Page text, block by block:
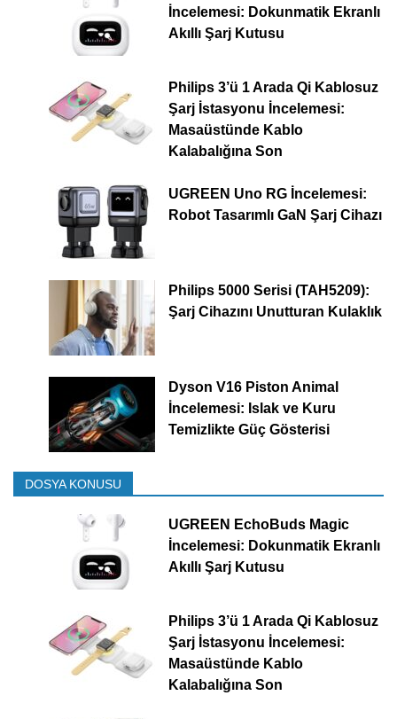
İncelemesi: Dokunmatik Ekranlı
Akıllı Şarj Kutusu
Philips 3’ü 1 Arada Qi Kablosuz
Şarj İstasyonu İncelemesi:
Masaüstünde Kablo
Kalabalığına Son
UGREEN Uno RG İncelemesi:
Robot Tasarımlı GaN Şarj Cihazı
Philips 5000 Serisi (TAH5209):
Şarj Cihazını Unutturan Kulaklık
Dyson V16 Piston Animal
İncelemesi: Islak ve Kuru
Temizlikte Güç Gösterisi
DOSYA KONUSU
UGREEN EchoBuds Magic
İncelemesi: Dokunmatik Ekranlı
Akıllı Şarj Kutusu
Philips 3’ü 1 Arada Qi Kablosuz
Şarj İstasyonu İncelemesi:
Masaüstünde Kablo
Kalabalığına Son